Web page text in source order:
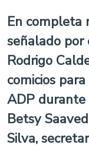
En completa
señalado por
Rodrigo
comicios
ADP durante
Betsy
Silva,